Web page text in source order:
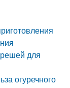
для
огуречного